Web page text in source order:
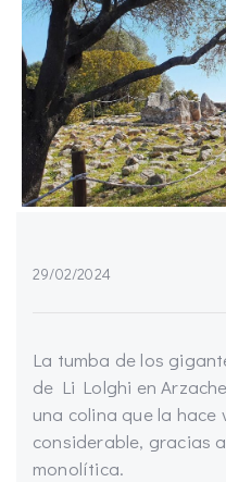
29/02/2024
La tumba de los
de Li Lolghi en
una colina que la
considerable, gracias
monolítica.